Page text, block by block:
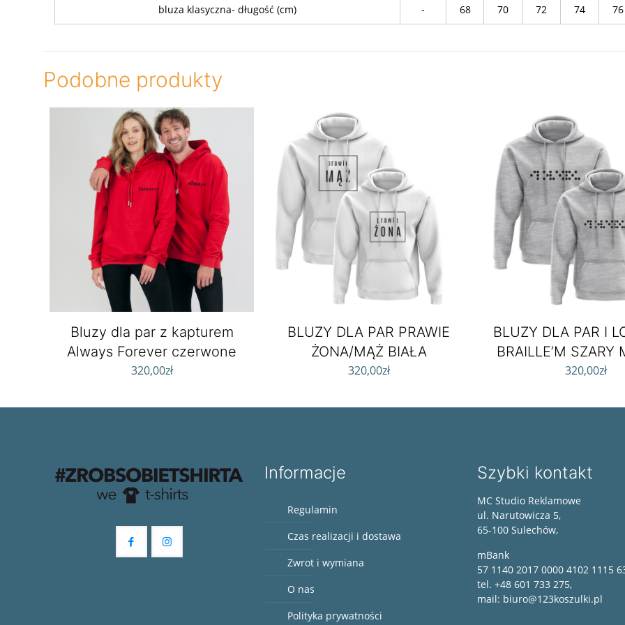
bluza klasyczna- długość (cm) - 68 70 72 74 76
Podobne produkty
Bluzy dla par z kapturem
Always Forever czerwone
320,00zł
BLUZY DLA PAR PRAWIE
ŻONA/MĄŻ BIAŁA
320,00zł
BLUZY DLA PAR I
BRAILLE’M SZARY
320,00zł
Informacje
Regulamin
Czas realizacji i dostawa
Zwrot i wymiana
O nas
Polityka prywatności
Szybki kontakt
MC Studio Reklamowe
ul. Narutowicza 5,
65-100 Sulechów,
mBank
57 1140 2017 0000 4102 1115
tel. +48 601 733 275,
mail: biuro@123koszulki.pl